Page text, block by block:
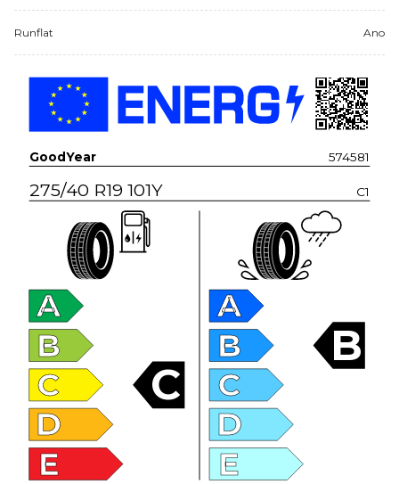
Runflat Ano
GoodYear 574581
275/40 R19 101Y C1
A
B
C
D
E
C
A
B
C
D
E
B